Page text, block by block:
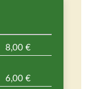
8,00 €
6,00 €